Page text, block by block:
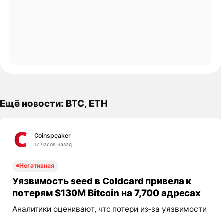
Ещё новости: BTC, ETH
Coinspeaker
17 часов назад
Негативная
Уязвимость seed в Coldcard привела к
потерям $130M Bitcoin на 7,700 адресах
Аналитики оценивают, что потери из‑за уязвимости